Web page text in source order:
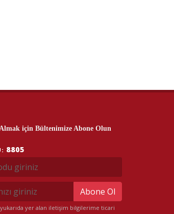
için Bültenimize Abone Olun
8805
Abone Ol
yukarıda yer alan iletişim bilgilerime ticari